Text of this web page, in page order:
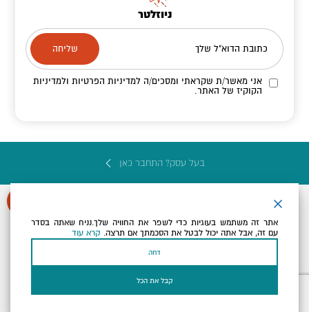
ניוזלטר
כתובת הדוא"ל שלך
אני מאשר/ת שקראתי ומסכים/הלמדיניות הפרטיות ולמדיניות
הקוקיז של האתר.
בעל עסק? התחבר כאן
כל הזכויות שמורות לארץ ים המלח ©
אתר זה משתמש בעוגיות כדי לשפר את החוויה שלך.נניח שאתה בסדר
עם זה, אבל אתה יכול לבטל את הסכמתך אם תרצה. קרא עוד
דחה
קבל את הכל